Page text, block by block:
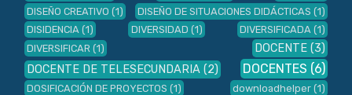
DISEÑO CREATIVO (1) DISEÑO DE SITUACIONES DIDÁCTICAS (1)
DISIDENCIA (1) DIVERSIDAD (1) DIVERSIFICADA (1)
DIVERSIFICAR (1) DOCENTE (3)
DOCENTE DE TELESECUNDARIA (2) DOCENTES (6)
DOSIFICACIÓN DE PROYECTOS (1) downloadhelper (1)